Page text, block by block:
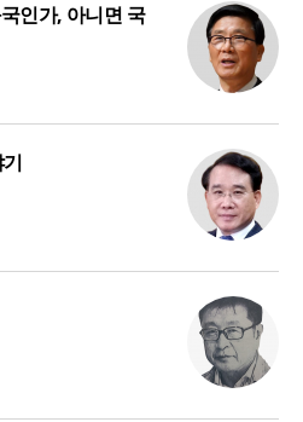
인가, 아니면 국